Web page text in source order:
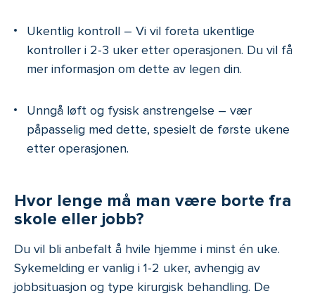
Ukentlig kontroll – Vi vil foreta ukentlige
kontroller i 2-3 uker etter operasjonen. Du vil få
mer informasjon om dette av legen din.
Unngå løft og fysisk anstrengelse – vær
påpasselig med dette, spesielt de første ukene
etter operasjonen.
Hvor lenge må man være borte fra
skole eller jobb?
Du vil bli anbefalt å hvile hjemme i minst én uke.
Sykemelding er vanlig i 1-2 uker, avhengig av
jobbsituasjon og type kirurgisk behandling. De